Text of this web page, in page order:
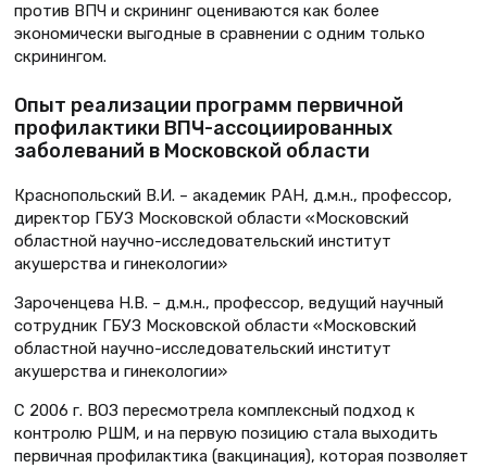
против ВПЧ и скрининг оцениваются как более
экономически выгодные в сравнении с одним только
скринингом.
Опыт реализации программ первичной
профилактики ВПЧ-ассоциированных
заболеваний в Московской области
Краснопольский В.И. – академик РАН, д.м.н., профессор,
директор ГБУЗ Московской области «Московский
областной научно-исследовательский институт
акушерства и гинекологии»
Зароченцева Н.В. – д.м.н., профессор, ведущий научный
сотрудник ГБУЗ Московской области «Московский
областной научно-исследовательский институт
акушерства и гинекологии»
С 2006 г. ВОЗ пересмотрела комплексный подход к
контролю РШМ, и на первую позицию стала выходить
первичная профилактика (вакцинация), которая позволяет